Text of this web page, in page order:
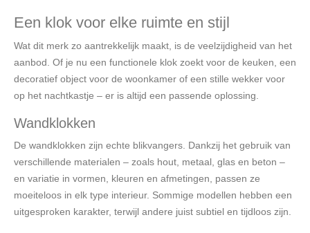
Een klok voor elke ruimte en stijl
Wat dit merk zo aantrekkelijk maakt, is de veelzijdigheid van het
aanbod. Of je nu een functionele klok zoekt voor de keuken, een
decoratief object voor de woonkamer of een stille wekker voor
op het nachtkastje – er is altijd een passende oplossing.
Wandklokken
De wandklokken zijn echte blikvangers. Dankzij het gebruik van
verschillende materialen – zoals hout, metaal, glas en beton –
en variatie in vormen, kleuren en afmetingen, passen ze
moeiteloos in elk type interieur. Sommige modellen hebben een
uitgesproken karakter, terwijl andere juist subtiel en tijdloos zijn.